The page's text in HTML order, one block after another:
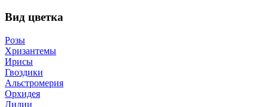
Вид цветка
Розы
Хризантемы
Ирисы
Гвоздики
Альстромерия
Орхидея
Лилии